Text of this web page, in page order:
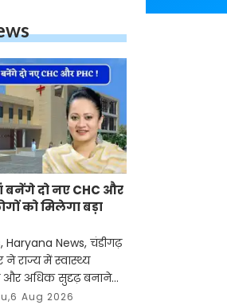
बनेंगे दो नए CHC और
को मिलेगा बड़ा
Haryana News, चंडीगढ़
ने राज्य में स्वास्थ्य
और अधिक सुदृढ़ बनाने
कदम उठाया है। सरकार
Aug 2026